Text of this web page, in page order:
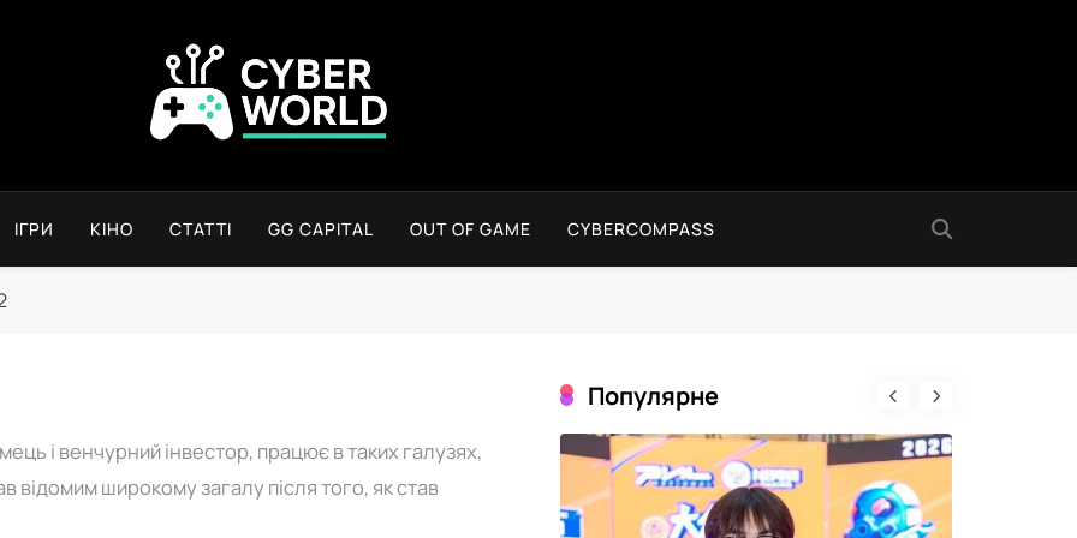
Сyber World
ІГРИ КІНО СТАТТІ GG CAPITAL OUT OF GAME CYBERCOMPASS
і венчурний інвестор, працює в таких галузях,
відомим широкому загалу після того, як став
Популярне